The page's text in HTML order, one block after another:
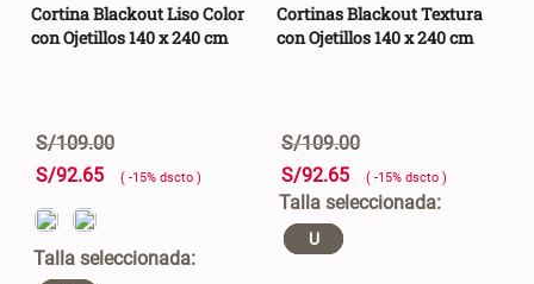
Cortina Blackout Liso Color
con Ojetillos 140 x 240 cm
S/109.00
S/92.65 ( -15% dscto )
Cortinas Blackout Textura
con Ojetillos 140 x 240 cm
S/109.00
S/92.65 ( -15% dscto )
U